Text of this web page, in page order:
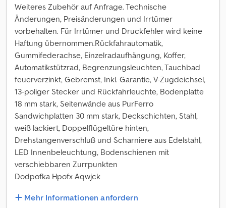
Weiteres Zubehör auf Anfrage. Technische
Änderungen, Preisänderungen und Irrtümer
vorbehalten. Für Irrtümer und Druckfehler wird keine
Haftung übernommen.Rückfahrautomatik,
Gummifederachse, Einzelradaufhängung, Koffer,
Automatikstützrad, Begrenzungsleuchten, Tauchbad
feuerverzinkt, Gebremst, Inkl. Garantie, V-Zugdeichsel,
13-poliger Stecker und Rückfahrleuchte, Bodenplatte
18 mm stark, Seitenwände aus PurFerro
Sandwichplatten 30 mm stark, Deckschichten, Stahl,
weiß lackiert, Doppelflügeltüre hinten,
Drehstangenverschluß und Scharniere aus Edelstahl,
LED Innenbeleuchtung, Bodenschienen mit
verschiebbaren Zurrpunkten
Dodpofka Hpofx Aqwjck
Mehr Informationen anfordern